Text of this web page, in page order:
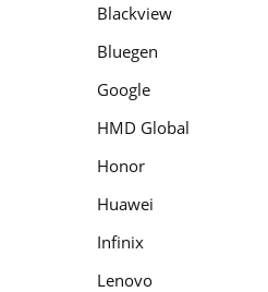
Blackview
Bluegen
Google
HMD Global
Honor
Huawei
Infinix
Lenovo